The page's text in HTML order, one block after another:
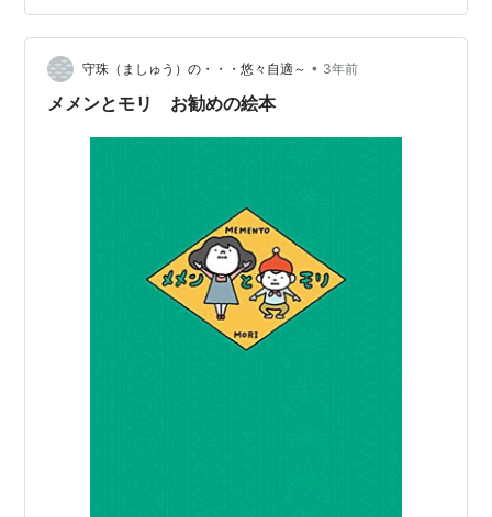
タ。 ときどき開いて眺めて、 ほっこりと魂の充電な時
間。 まだまだ暑い日がつづく。 --- 9月でも酷暑。 こん
な日はぁ、 おウチで寝転がって、足をパタパタさせなが
ら・・ …
守珠（ましゅう）の・・・悠々自適～ • 3年前
メメンとモリ お勧めの絵本